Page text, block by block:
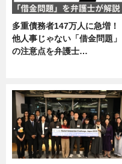
多重債務者147万人に急増！
他人事じゃない「借金問題」
の注意点を弁護士…